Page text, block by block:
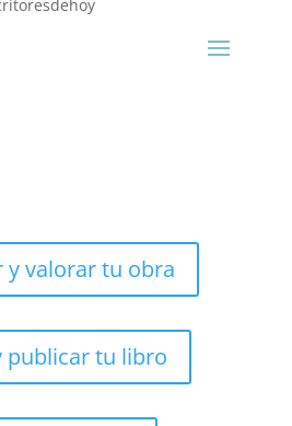
y valorar tu obra
publicar tu libro